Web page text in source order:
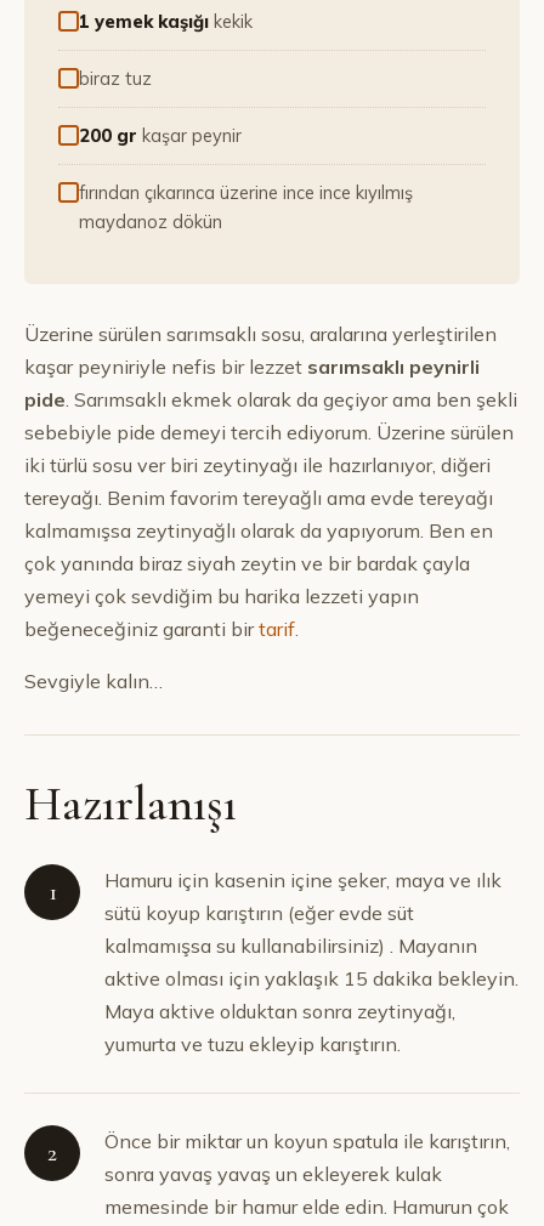
1 yemek kaşığı kekik
biraz tuz
200 gr kaşar peynir
fırından çıkarınca üzerine ince ince kıyılmış
maydanoz dökün
Üzerine sürülen sarımsaklı sosu, aralarına yerleştirilen
kaşar peyniriyle nefis bir lezzet sarımsaklı peynirli
pide. Sarımsaklı ekmek olarak da geçiyor ama ben şekli
sebebiyle pide demeyi tercih ediyorum. Üzerine sürülen
iki türlü sosu ver biri zeytinyağı ile hazırlanıyor, diğeri
tereyağı. Benim favorim tereyağlı ama evde tereyağı
kalmamışsa zeytinyağlı olarak da yapıyorum. Ben en
çok yanında biraz siyah zeytin ve bir bardak çayla
yemeyi çok sevdiğim bu harika lezzeti yapın
beğeneceğiniz garanti birtarif.
Sevgiyle kalın…
Hazırlanışı
1
Hamuru için kasenin içine şeker, maya ve ılık
sütü koyup karıştırın (eğer evde süt
kalmamışsa su kullanabilirsiniz) . Mayanın
aktive olması için yaklaşık 15 dakika bekleyin.
Maya aktive olduktan sonra zeytinyağı,
yumurta ve tuzu ekleyip karıştırın.
2
Önce bir miktar un koyun spatula ile karıştırın,
sonra yavaş yavaş un ekleyerek kulak
memesinde bir hamur elde edin. Hamurun çok